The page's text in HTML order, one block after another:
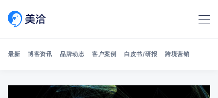
最新 博客资讯 品牌动态 客户案例 白皮书/研报 跨境营销